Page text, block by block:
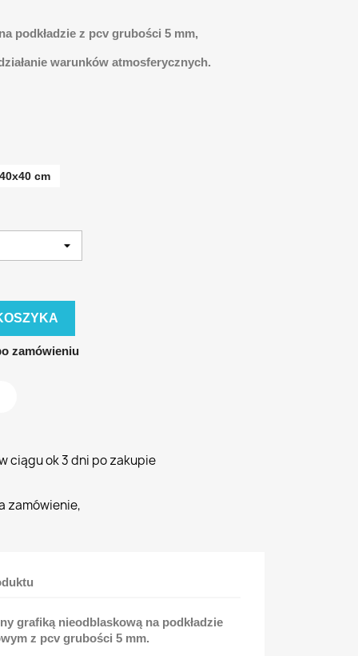
podkładzie z pcv grubości 5 mm,
warunków atmosferycznych.
40x40 cm
zamówieniu
ciągu ok 3 dni po zakupie
zamówienie,
grafiką nieodblaskową na podkładzie
z pcv grubości 5 mm.